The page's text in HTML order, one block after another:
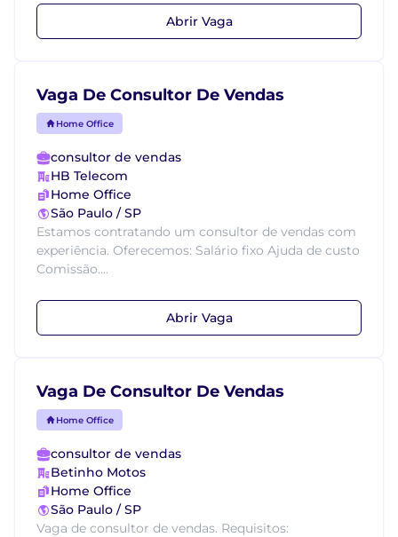
Abrir Vaga
Vaga De Consultor De Vendas
Home Office
consultor de vendas
HB Telecom
Home Office
São Paulo / SP
Estamos contratando um consultor de vendas com
experiência. Oferecemos: Salário fixo Ajuda de custo
Comissão....
Abrir Vaga
Vaga De Consultor De Vendas
Home Office
consultor de vendas
Betinho Motos
Home Office
São Paulo / SP
Vaga de consultor de vendas. Requisitos: